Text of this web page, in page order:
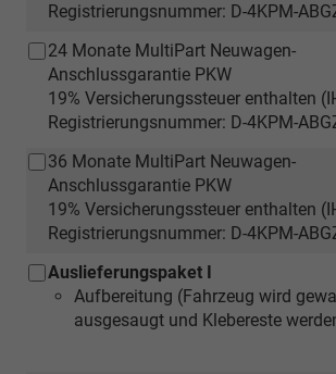
Registrierungsnummer: D-4KPM-
24 Monate MultiPart Neuwagen-
Anschlussgarantie PKW
19% Versicherungssteuer enthalten
Registrierungsnummer: D-4KPM-
36 Monate MultiPart Neuwagen-
Anschlussgarantie PKW
19% Versicherungssteuer enthalten
Registrierungsnummer: D-4KPM-
Auslieferungspaket I
Aufbereitung (Fahrzeug wird
ausgesaugt und Klebereste